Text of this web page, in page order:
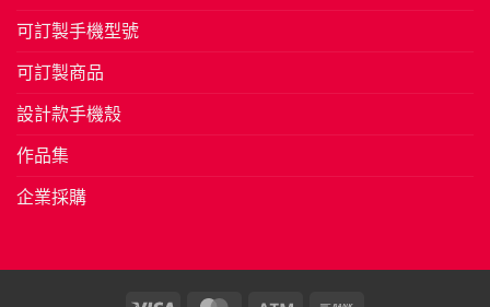
可訂製手機型號
可訂製商品
設計款手機殼
作品集
企業採購